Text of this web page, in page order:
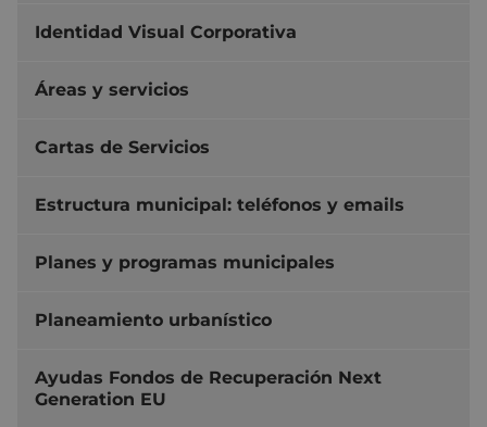
Identidad Visual Corporativa
Áreas y servicios
Cartas de Servicios
Estructura municipal: teléfonos y emails
Planes y programas municipales
Planeamiento urbanístico
Ayudas Fondos de Recuperación Next
Generation EU